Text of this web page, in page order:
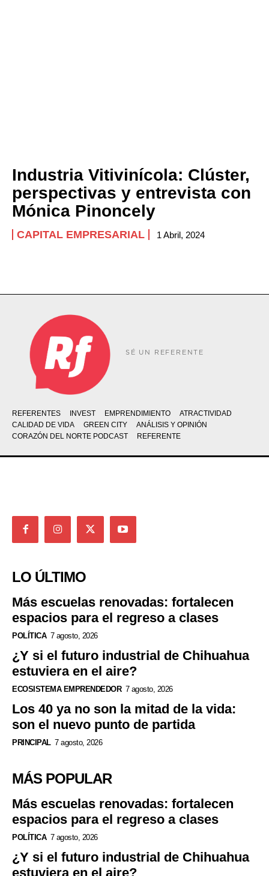
Industria Vitivinícola: Clúster,
perspectivas y entrevista con
Mónica Pinoncely
CAPITAL EMPRESARIAL 1 Abril, 2024
SÉ UN REFERENTE
REFERENTES INVEST EMPRENDIMIENTO
ATRACTIVIDAD
CALIDAD DE VIDA
GREEN CITY
ANÁLISIS Y OPINIÓN
CORAZÓN DEL NORTE PODCAST
REFERENTE
LO ÚLTIMO
Más escuelas renovadas: fortalecen
espacios para el regreso a clases
POLÍTICA 7 agosto, 2026
¿Y si el futuro industrial de Chihuahua
estuviera en el aire?
ECOSISTEMA EMPRENDEDOR 7 agosto, 2026
Los 40 ya no son la mitad de la vida:
son el nuevo punto de partida
PRINCIPAL 7 agosto, 2026
MÁS POPULAR
Más escuelas renovadas: fortalecen
espacios para el regreso a clases
POLÍTICA 7 agosto, 2026
¿Y si el futuro industrial de Chihuahua
estuviera en el aire?